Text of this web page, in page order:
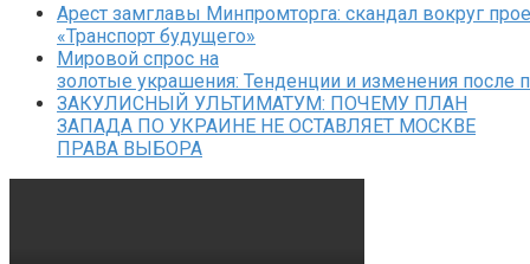
Арест замглавы Минпромторга: скандал вокруг
«Транспорт будущего»
Мировой спрос на
золотые украшения: Тенденции и изменения после
ЗАКУЛИСНЫЙ УЛЬТИМАТУМ: ПОЧЕМУ ПЛАН
ЗАПАДА ПО УКРАИНЕ НЕ ОСТАВЛЯЕТ МОСКВЕ
ПРАВА ВЫБОРА